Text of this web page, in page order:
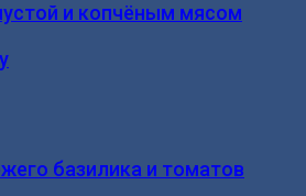
и копчёным мясом
базилика и томатов